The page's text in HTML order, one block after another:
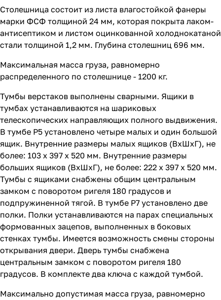
Столешница состоит из листа влагостойкой фанеры
марки ФСФ толщиной 24 мм, которая покрыта лаком-
антисептиком и листом оцинкованной холоднокатаной
стали толщиной 1,2 мм. Глубина столешниц 696 мм.
Максимальная масса груза, равномерно
распределенного по столешнице - 1200 кг.
Тумбы верстаков выполнены сварными. Ящики в
тумбах устанавливаются на шариковых
телескопических направляющих полного выдвижения.
В тумбе P5 установлено четыре малых и один большой
ящик. Внутренние размеры малых ящиков (ВхШхГ), не
более: 103 х 397 х 520 мм. Внутренние размеры
больших ящиков (ВхШхГ), не более: 222 х 397 х 520 мм.
Тумбы с ящиками снабжены общим центральным
замком с поворотом ригеля 180 градусов и
подпружиненной тягой. В тумбе P7 установлено две
полки. Полки устанавливаются на парах специальных
формованных зацепов, выполненных в боковых
стенках тумбы. Имеется возможность смены стороны
открывания двери. Дверь тумбы снабжена
центральным замком с поворотом ригеля 180
градусов. В комплекте два ключа с каждой тумбой.
Максимально допустимая масса груза, равномерно